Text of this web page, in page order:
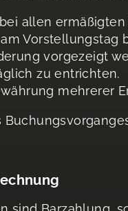
allen
Vorstellungstag
vorgezeigt
zu entrichten.
mehrerer